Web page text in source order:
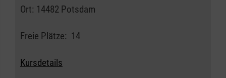
Ort: 14482 Potsdam
Freie Plätze: 14
Kursdetails